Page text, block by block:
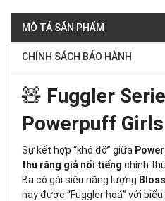
MÔ TẢ SẢN PHẨM
CHÍNH SÁCH BẢO HÀNH
🧸 Fuggler
Powerpuff
Sự kết hợp “khó đỡ” giữa
thú răng giả nổi tiếng chính
Ba cô gái siêu năng lượng
nay được “Fuggler hoá” với